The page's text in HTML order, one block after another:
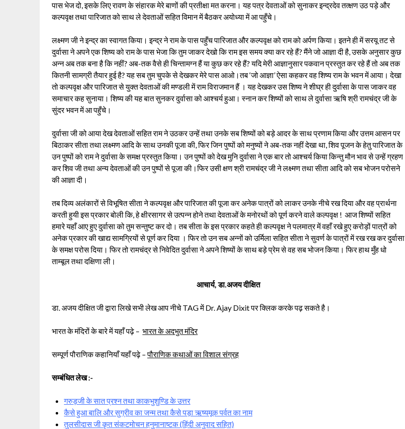
पास भेज दो, इसके लिए रावण के संहारक मेरे बाणों की प्रतीक्षा मत करना। यह पत्र देवताओं को सुनाकर इन्द्रदेव तत्क्षण उठ पड़े और
कल्पवृक्ष तथा पारिजात को साथ ले देवताओं सहित विमान में बैठकर अयोध्या में आ पहुँचे।
लक्ष्मण जी ने इन्द्र का स्वागत किया। इन्द्र ने राम के पास पहुँच पारिजात और कल्पवृक्ष को राम को अर्पण किया। इतने ही में सरयू तट से
दुर्वासा ने अपने एक शिष्य को राम के पास भेजा कि तुम जाकर देखो कि राम इस समय क्या कर रहे हैं? मैंने जो आज्ञा दी है, उसके अनुसार कुछ
अन्न अब तक बना है कि नहीं? अब-तक वैसे ही चिन्तामग्न हैं या कुछ कर रहे हैं? यदि मेरी आज्ञानुसार पकवान प्रस्तुत कर रहे हैं तो अब तक
कितनी सामग्री तैयार हुई है? यह सब तुम चुपके से देखकर मेरे पास आओ।तब ‘जो आज्ञा’ ऐसा कहकर वह शिष्य राम के भवन में आया। देखा
तो कल्पवृक्ष और पारिजात से युक्त देवताओं की मण्डली में राम विराजमान हैं । यह देखकर उस शिष्य ने शीघ्र ही दुर्वासा के पास जाकर वह
समाचार कह सुनाया। शिष्य की यह बात सुनकर दुर्वासा को आश्चर्य हुआ। स्नान कर शिष्यों को साथ ले दुर्वासा ऋषि श्री रामचंद्र जी के
सुंदर भवन में आ पहुँचे।
दुर्वासा जी को आया देख देवताओं सहित राम ने उठकर उन्हें तथा उनके सब शिष्यों को बड़े आदर के साथ प्रणाम किया और उत्तम आसन पर
बिठाकर सीता तथा लक्ष्मण आदि के साथ उनकी पूजा की, फिर जिन पुष्पों को मनुष्यों ने अब-तक नहीं देखा था, शिव पूजन के हेतु पारिजात के
उन पुष्पों को राम ने दुर्वासा के समक्ष प्रस्तुत किया। उन पुष्पों को देख मुनि दुर्वासा ने एक बार तो आश्चर्य किया किन्तु मौन भाव से उन्हें ग्रहण
कर शिव जी तथा अन्य देवताओं की उन पुष्पों से पूजा की।फिर उसी क्षण श्री रामचंद्र जी ने लक्ष्मण तथा सीता आदि को सब भोजन परोसने
की आज्ञा दी।
तब दिव्य अलंकारों से विभूषित सीता ने कल्पवृक्ष और पारिजात की पूजा कर अनेक पात्रों को लाकर उनके नीचे रख दिया और वह प्रार्थना
करती हुयी इस प्रकार बोली कि, हे क्षीरसागर से उत्पन्न होने तथा देवताओं के मनोरथों को पूर्ण करने वाले कल्पवृक्ष ! आज शिष्यों सहित
हमारे यहाँ आए हुए दुर्वासा को तुम सन्तुष्ट कर दो। तब सीता के इस प्रकार कहते ही कल्पवृक्ष ने पलमात्र में वहाँ रखे हुए करोड़ों पात्रों को
अनेक प्रकार की खाद्य सामग्रियों से पूर्ण कर दिया । फिर तो उन सब अन्नों को उर्मिला सहित सीता ने सुवर्ण के पात्रों में रख रख कर दुर्वासा
के समक्ष परोस दिया। फिर तो रामचंद्र से निवेदित दुर्वासा ने अपने शिष्यों के साथ बड़े प्रेम से वह सब भोजन किया। फिर हाथ मुँह धो
ताम्बूल तथा दक्षिणा ली।
आचार्य, डा.अजय दीक्षित
डा. अजय दीक्षित जी द्वारा लिखे सभी लेख आप नीचे TAG में Dr. Ajay Dixit पर क्लिक करके पढ़ सकते है।
भारत के मंदिरों के बारे में यहाँ पढ़े – भारत के अदभुत मंदिर
सम्पूर्ण पौराणिक कहानियाँ यहाँ पढ़े –पौराणिक कथाओं का विशाल संग्रह
सम्बंधित लेख :-
गरुड़जी के सात प्रश्न तथा काकभुशुण्डि के उत्तर
कैसे हुआ बालि और सुग्रीव का जन्म तथा कैसे पड़ा ऋष्यमूक पर्वत का नाम
तुलसीदास जी कृत संकटमोचन हनुमानाष्टक (हिंदी अनुवाद सहित)